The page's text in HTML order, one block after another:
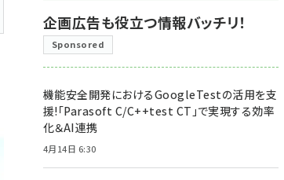
企画広告も役立つ情報バッチリ！
Sponsored
機能安全開発におけるGoogleTestの活用を支
援!「Parasoft C/C++test CT」で実現する効率
化＆AI連携
4月14日 6:30